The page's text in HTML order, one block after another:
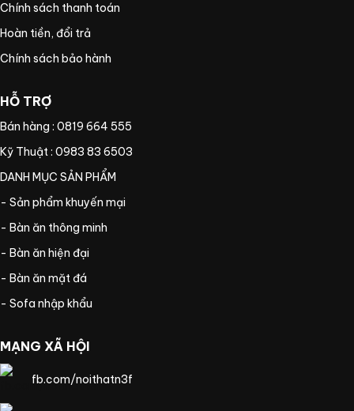
Chính sách thanh toán
Hoàn tiền, đổi trả
Chính sách bảo hành
HỖ TRỢ
Bán hàng : 0819 664 555
Kỹ Thuật : 0983 83 6503
DANH MỤC SẢN PHẨM
- Sản phẩm khuyến mại
- Bàn ăn thông minh
- Bàn ăn hiện đại
- Bàn ăn mặt đá
- Sofa nhập khẩu
MẠNG XÃ HỘI
fb.com/noithatn3f